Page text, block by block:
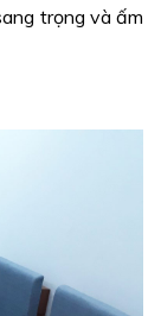
trọng và ấm